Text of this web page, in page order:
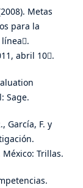
Metas
para la
abril 10.
Sage.
García, F. y
Trillas.